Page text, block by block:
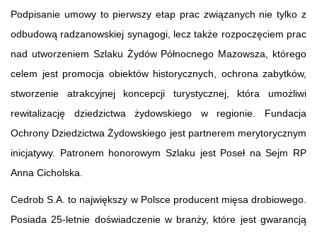
Podpisanie umowy to pierwszy etap prac związanych nie tylko z
odbudową radzanowskiej synagogi, lecz także rozpoczęciem prac
nad utworzeniem Szlaku Żydów Północnego Mazowsza, którego
celem jest promocja obiektów historycznych, ochrona zabytków,
stworzenie atrakcyjnej koncepcji turystycznej, która umożliwi
rewitalizację dziedzictwa żydowskiego w regionie. Fundacja
Ochrony Dziedzictwa Żydowskiego jest partnerem merytorycznym
inicjatywy. Patronem honorowym Szlaku jest Poseł na Sejm RP
Anna Cicholska.
Cedrob S.A. to największy w Polsce producent mięsa drobiowego.
Posiada 25-letnie doświadczenie w branży, które jest gwarancją